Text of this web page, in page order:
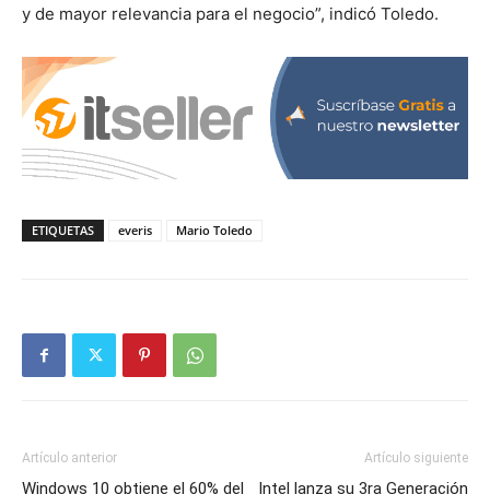
y de mayor relevancia para el negocio”, indicó Toledo.
ETIQUETAS everis Mario Toledo
Artículo anterior
Windows 10 obtiene el 60% del
Artículo siguiente
Intel lanza su 3ra Generación